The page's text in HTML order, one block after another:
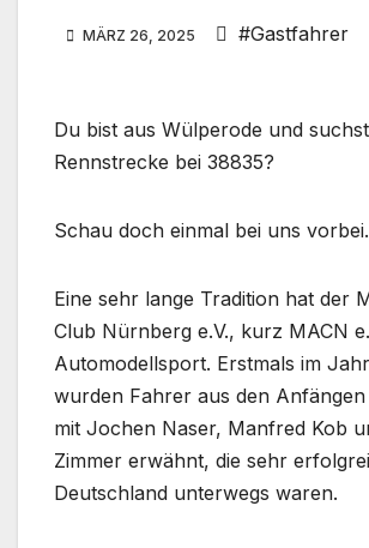
MÄRZ 26, 2025 #Gastfahrer
Du bist aus Wülperode und
Rennstrecke bei 38835?
Schau doch einmal bei uns vorbei.
Eine sehr lange Tradition hat der
Club Nürnberg e.V., kurz MACN
Automodellsport. Erstmals im
wurden Fahrer aus den Anfängen
mit Jochen Naser, Manfred Kob
Zimmer erwähnt, die sehr
Deutschland unterwegs waren.